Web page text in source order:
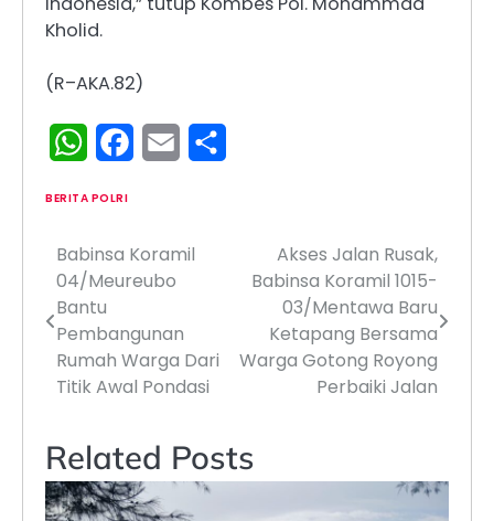
Kholid.
(R–AKA.82)
WhatsAppFacebook
Email
BERITA POLRI
Navigasi
pos
Babinsa Koramil
04/Meureubo
Bantu
Pembangunan
Rumah Warga Dari
Titik Awal Pondasi
Akses Jalan Rusak,
Babinsa Koramil 1015-
03/Mentawa Baru
Ketapang Bersama
Warga Gotong Royong
Perbaiki Jalan
Related Posts